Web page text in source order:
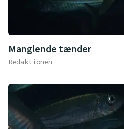
Manglende tænder
Redaktionen